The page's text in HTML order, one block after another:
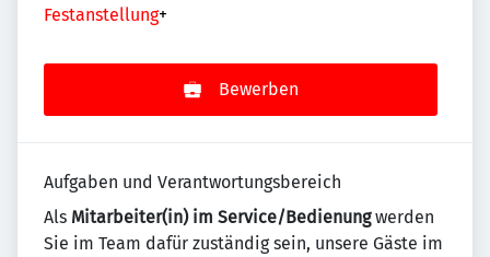
Festanstellung+
Bewerben
Aufgaben und Verantwortungsbereich
Als Mitarbeiter(in) im Service/Bedienungwerden
Sie im Team dafür zuständig sein, unsere Gäste im